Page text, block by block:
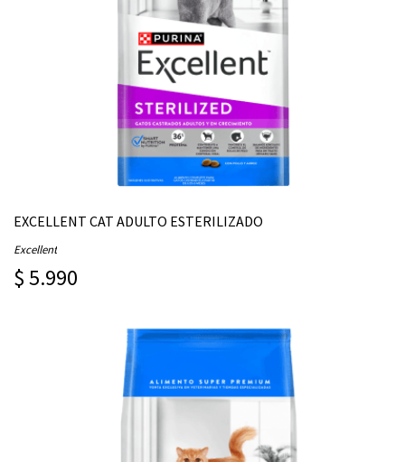
EXCELLENT CAT ADULTO ESTERILIZADO
Excellent
$ 5.990